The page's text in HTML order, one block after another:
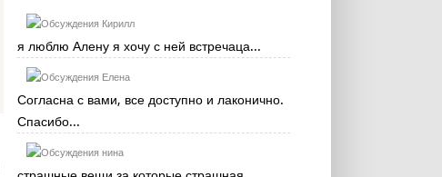
Кирилл
я люблю Алену я хочу с ней встречаца...
Елена
Согласна с вами, все доступно и лаконично.
Спасибо...
нина